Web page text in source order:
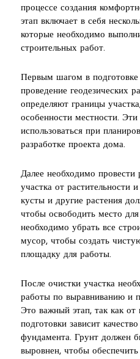
процессе создания
этап включает в себя
которые необходимо
строительных работ.
Первым шагом в подготовке
проведение геодезических
определяют границы
особенности местности.
использоваться при
разработке проекта дома.
Далее необходимо провести
участка от растительности
кусты и другие растения
чтобы освободить место для
необходимо убрать все
мусор, чтобы создать
площадку для работы.
После очистки участка
работы по выравниванию и
Это важный этап, так как от
подготовки зависит
фундамента. Грунт должен
выровнен, чтобы